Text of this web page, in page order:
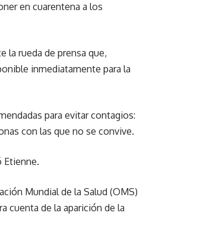
en cuarentena a los
la rueda de prensa que,
inmediatamente para la
para evitar contagios:
con las que no se convive.
Etienne.
Mundial de la Salud (OMS)
cuenta de la aparición de la